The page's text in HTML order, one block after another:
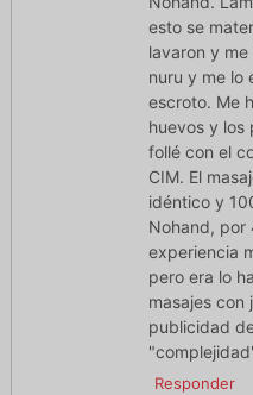
esto se
lavaron y
nuru y me lo
escroto. Me
huevos y los
follé con el
CIM. El
idéntico y
Nohand, por
experiencia
pero era lo
masajes con
publicidad
Responder